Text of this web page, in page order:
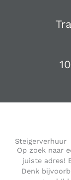
Steigerverhuur
Op zoek naar
juiste adres!
Denk